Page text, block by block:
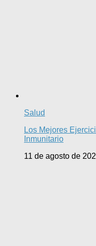
Salud
Los Mejores
Inmunitario
11 de agosto de